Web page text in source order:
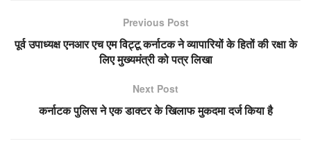
Previous Post
पूर्व उपाध्यक्ष एनआर एच एम विट्टू कर्नाटक ने व्यापारियों के हितों की रक्षा के
लिए मुख्यमंत्री को पत्र लिखा
Next Post
कर्नाटक पुलिस ने एक डाक्टर के खिलाफ मुकदमा दर्ज किया है